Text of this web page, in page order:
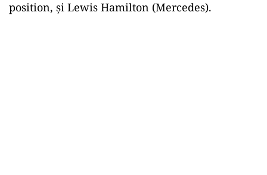
position, şi Lewis Hamilton (Mercedes).